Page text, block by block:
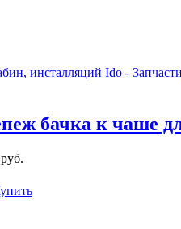
инсталляций Ido -
бачка к чаше